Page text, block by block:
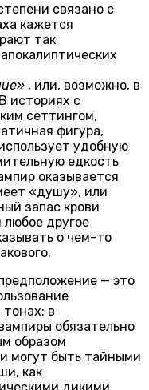
связано с
кажется
так
, или, возможно, в
историях с
сеттингом,
фигура,
удобную
едкость
оказывается
«душу», или
запас крови
любое другое
о чем-то
— это
в
обязательно
образом
могут быть тайными
как